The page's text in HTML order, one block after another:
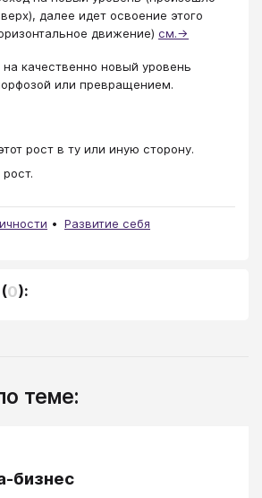
далее идет освоение этого
движение) см.→
качественно новый уровень
или превращением.
рост в ту или иную сторону.
Развитие себя
(0):
теме:
бизнес